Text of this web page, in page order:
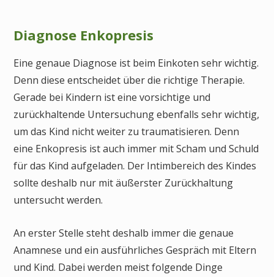
Diagnose Enkopresis
Eine genaue Diagnose ist beim Einkoten sehr wichtig.
Denn diese entscheidet über die richtige Therapie.
Gerade bei Kindern ist eine vorsichtige und
zurückhaltende Untersuchung ebenfalls sehr wichtig,
um das Kind nicht weiter zu traumatisieren. Denn
eine Enkopresis ist auch immer mit Scham und Schuld
für das Kind aufgeladen. Der Intimbereich des Kindes
sollte deshalb nur mit äußerster Zurückhaltung
untersucht werden.
An erster Stelle steht deshalb immer die genaue
Anamnese und ein ausführliches Gespräch mit Eltern
und Kind. Dabei werden meist folgende Dinge